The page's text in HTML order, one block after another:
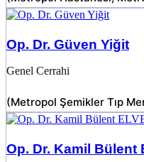
Op. Dr. Güven Yiğit
Genel Cerrahi
(Metropol Şemikler Tıp
Op. Dr. Kamil Bülent